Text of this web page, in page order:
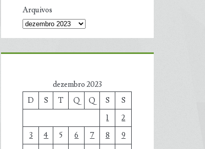
Arquivos
dezembro 2023
D
S T Q Q S
S
1
2
3
4 5 6 7 8
9